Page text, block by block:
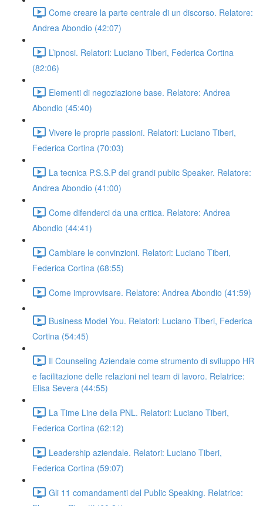
Come creare la parte centrale di un discorso. Relatore:
Andrea Abondio (42:07)
L’ipnosi. Relatori: Luciano Tiberi, Federica Cortina
(82:06)
Elementi di negoziazione base. Relatore: Andrea
Abondio (45:40)
Vivere le proprie passioni. Relatori: Luciano Tiberi,
Federica Cortina (70:03)
La tecnica P.S.S.P dei grandi public Speaker. Relatore:
Andrea Abondio (41:00)
Come difenderci da una critica. Relatore: Andrea
Abondio (44:41)
Cambiare le convinzioni. Relatori: Luciano Tiberi,
Federica Cortina (68:55)
Come improvvisare. Relatore: Andrea Abondio (41:59)
Business Model You. Relatori: Luciano Tiberi, Federica
Cortina (54:45)
Il Counseling Aziendale come strumento di sviluppo HR
e facilitazione delle relazioni nel team di lavoro. Relatrice:
Elisa Severa (44:55)
La Time Line della PNL. Relatori: Luciano Tiberi,
Federica Cortina (62:12)
Leadership aziendale. Relatori: Luciano Tiberi,
Federica Cortina (59:07)
Gli 11 comandamenti del Public Speaking. Relatrice: